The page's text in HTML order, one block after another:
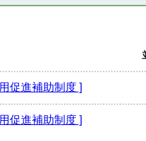
促進補助制度 ]
促進補助制度 ]